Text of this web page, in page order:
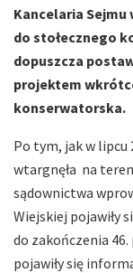
Kancelaria Sejmu
do stołecznego
dopuszcza
projektem
konserwatorska.
Po tym, jak w lipcu
wtargnęła na
sądownictwa
Wiejskiej pojawiły
do zakończenia 46.
pojawiły się